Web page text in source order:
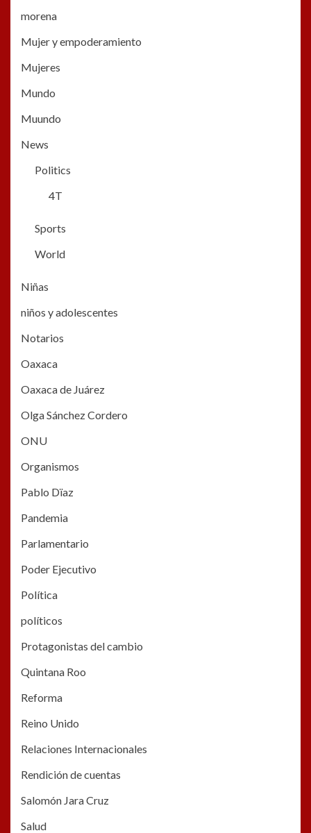
morena
Mujer y empoderamiento
Mujeres
Mundo
Muundo
News
Politics
4T
Sports
World
Niñas
niños y adolescentes
Notarios
Oaxaca
Oaxaca de Juárez
Olga Sánchez Cordero
ONU
Organismos
Pablo Dïaz
Pandemia
Parlamentario
Poder Ejecutivo
Política
políticos
Protagonistas del cambio
Quintana Roo
Reforma
Reino Unido
Relaciones Internacionales
Rendición de cuentas
Salomón Jara Cruz
Salud